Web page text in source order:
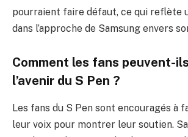
pourraient faire défaut, ce qui reflète
dans l’approche de Samsung envers
Comment les fans peuvent-
l’avenir du S Pen ?
Les fans du S Pen sont encouragés à
leur voix pour montrer leur soutien.